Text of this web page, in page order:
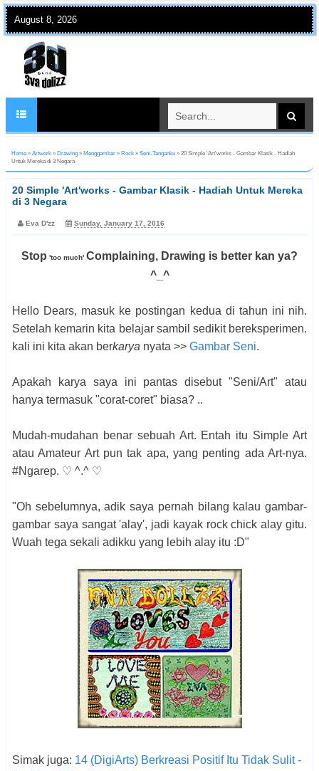
August 8, 2026
Home » Artwork » Drawing » Menggambar » Rock » Seni-Tanganku » 20 Simple 'Art'works - Gambar Klasik - Hadiah
Untuk Mereka di 3 Negara
20 Simple 'Art'works - Gambar Klasik - Hadiah Untuk Mereka
di 3 Negara
Eva D'zz Sunday, January 17, 2016
Stop 'too much' Complaining, Drawing is better kan ya?
^_^
Hello Dears, masuk ke postingan kedua di tahun ini nih.
Setelah kemarin kita belajar sambil sedikit bereksperimen.
kali ini kita akan berkarya nyata >> Gambar Seni.
Apakah karya saya ini pantas disebut "Seni/Art" atau
hanya termasuk "corat-coret" biasa? ..
Mudah-mudahan benar sebuah Art. Entah itu Simple Art
atau Amateur Art pun tak apa, yang penting ada Art-nya.
#Ngarep. ♡ ^.^ ♡
"Oh sebelumnya, adik saya pernah bilang kalau gambar-
gambar saya sangat 'alay', jadi kayak rock chick alay gitu.
Wuah tega sekali adikku yang lebih alay itu :D"
Simak juga: 14 (DigiArts) Berkreasi Positif Itu Tidak Sulit -